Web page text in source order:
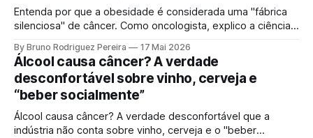
Entenda por que a obesidade é considerada uma "fábrica
silenciosa" de câncer. Como oncologista, explico a ciência
desequilíbrio hormonal que alimentam tumores.
By Bruno Rodriguez Pereira 17 Mai 2026
Álcool causa câncer? A verdade
desconfortável sobre vinho, cerveja e
“beber socialmente”
Álcool causa câncer? A verdade desconfortável que a
indústria não conta sobre vinho, cerveja e o "beber